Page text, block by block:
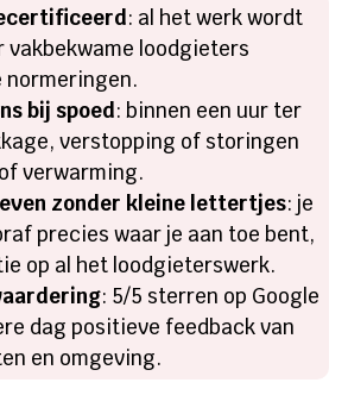
: al het werk wordt
vakbekwame loodgieters
normeringen.
bij spoed: binnen een uur ter
verstopping of storingen
verwarming.
zonder kleine lettertjes: je
precies waar je aan toe bent,
op al het loodgieterswerk.
: 5/5 sterren op Google
dag positieve feedback van
en omgeving.